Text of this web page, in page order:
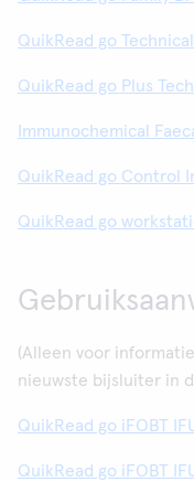
QuikRead go
QuikRead go Plus
Immunochemical
QuikRead go Control
QuikRead go
(Alleen voor
nieuwste bijsluiter in
QuikRead go iFOBT
QuikRead go iFOBT